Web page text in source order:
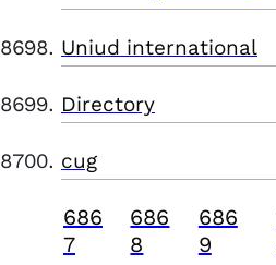
Uniud international
Directory
cug
686
7
686
8
686
9